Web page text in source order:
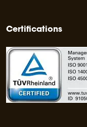
Certifications